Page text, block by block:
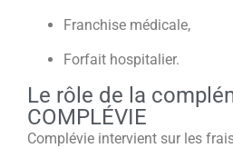
Franchise médicale,
Forfait hospitalier.
Le rôle de la
COMPLÉVIE
Complévie intervient sur les